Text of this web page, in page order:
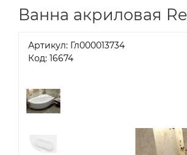
Ванна акриловая
Артикул: Гл000013734
Код: 16674